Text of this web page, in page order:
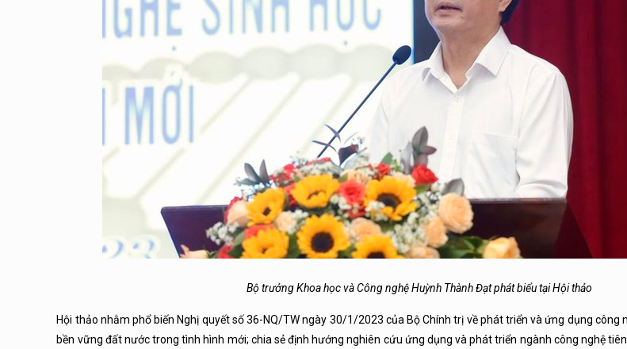
Bộ trưởng Khoa học và Công nghệ Huỳnh Thành Đạt phát biểu tại Hội thảo
Hội thảo nhằm phổ biến Nghị quyết số 36-NQ/TW ngày 30/1/2023 của Bộ Chính trị về phát triển và ứng dụng công
bền vững đất nước trong tình hình mới; chia sẻ định hướng nghiên cứu ứng dụng và phát triển ngành công nghệ